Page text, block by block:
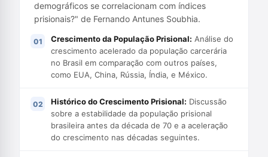
demográficos se correlacionam com índices
prisionais?" de Fernando Antunes Soubhia.
Crescimento da População Prisional: Análise do
crescimento acelerado da população carcerária
no Brasil em comparação com outros países,
como EUA, China, Rússia, Índia, e México.
Histórico do Crescimento Prisional: Discussão
sobre a estabilidade da população prisional
brasileira antes da década de 70 e a aceleração
do crescimento nas décadas seguintes.